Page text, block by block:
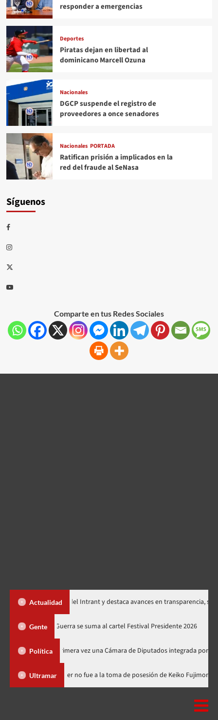
responder a emergencias
Deportes
Piratas dejan en libertad al
dominicano Marcell Ozuna
Nacionales
DGCP suspende el registro de
proveedores a once senadores
Nacionales PORTADA
Ratifican prisión a implicados en la
red del fraude al SeNasa
Síguenos
Comparte en tus Redes Sociales
Actualidad
memorias del Intrant y destaca avances en transparencia, seguridad
Gente Juan Luis Guerra se suma al cartel Festival Presidente
Política
por primera vez una Cámara de Diputados integrada por 170
Ultramar Luis Abinader no fue a la toma de posesión de